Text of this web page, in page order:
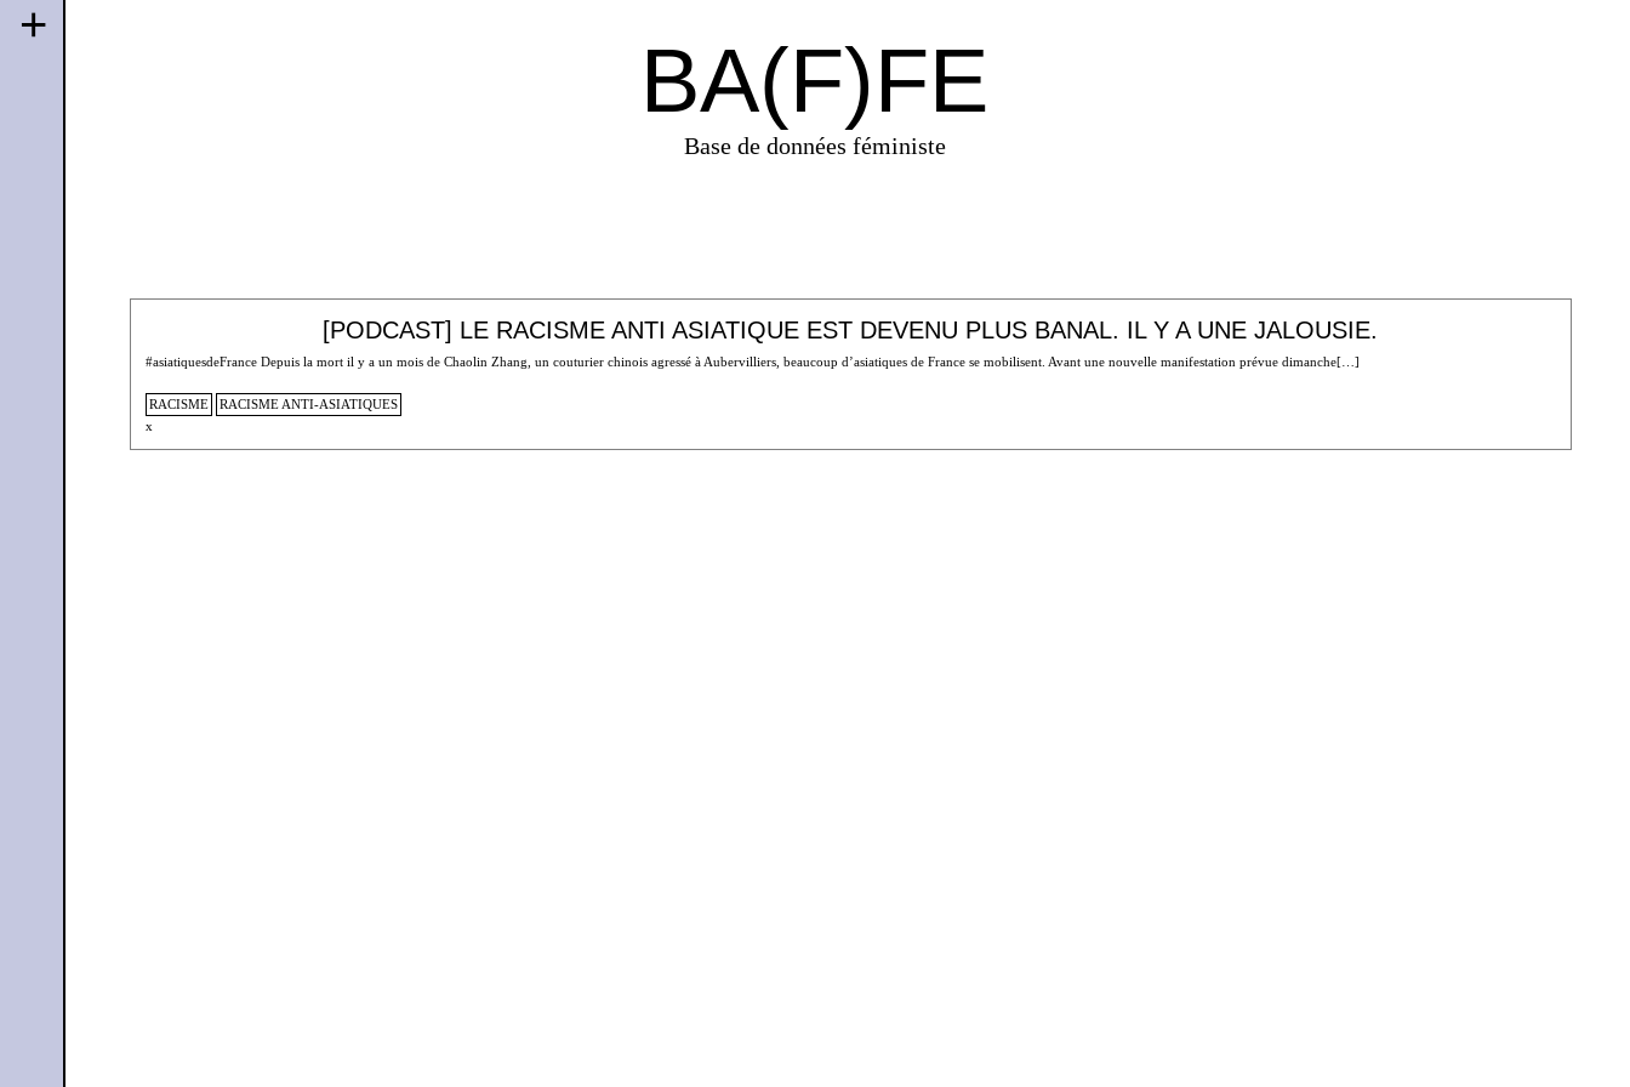
BA(F)FE
Base de données féministe
+
[PODCAST] LE RACISME ANTI ASIATIQUE EST DEVENU PLUS BANAL. IL Y A UNE JALOUSIE.
#asiatiquesdeFrance Depuis la mort il y a un mois de Chaolin Zhang, un couturier chinois agressé à Aubervilliers, beaucoup d’asiatiques de France se mobilisent. Avant une nouvelle manifestation prévue dimanche[…]
RACISME
RACISME ANTI-ASIATIQUES
x